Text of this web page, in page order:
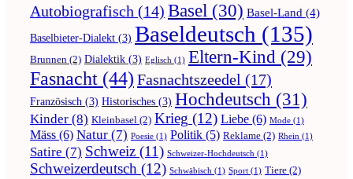
Autobiografisch (14) Basel (30) Basel-Land (4)
Baselbieter-Dialekt (3) Baseldeutsch (135)
Brunnen (2) Dialektik (3) Eglisch (1) Eltern-Kind (29)
Fasnacht (44) Fasnachtszeedel (17)
Französisch (3) Historisches (3) Hochdeutsch (31)
Kinder (8) Kleinbasel (2) Krieg (12) Liebe (6) Mode (1)
Mäss (6) Natur (7) Poesie (1) Politik (5) Reklame (2) Rhein (1)
Satire (7) Schweiz (11) Schweizer-Hochdeutsch (1)
Schweizerdeutsch (12) Schwäbisch (1) Sport (1) Tiere (2)